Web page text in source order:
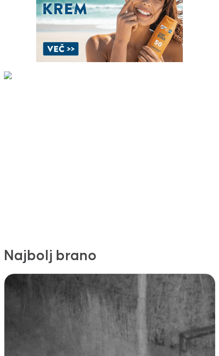
Najbolj brano